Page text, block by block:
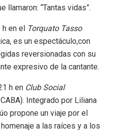
llamaron: “Tantas vidas”.
h en el Torquato Tasso
es un espectáculo,con
reversionadas con su
expresivo de la cantante.
h en Club Social
Integrado por Liliana
propone un viaje por el
a las raíces y a los